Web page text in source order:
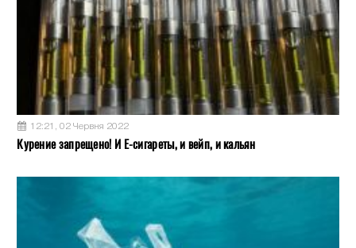
12:21, 02 Червня 2022
Курение запрещено! И Е-сигареты, и вейп, и кальян